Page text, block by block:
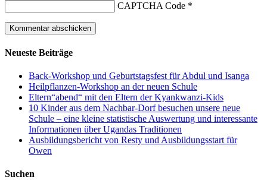
CAPTCHA Code *
Neueste Beiträge
Back-Workshop und Geburtstagsfest für Abdul und Isanga
Heilpflanzen-Workshop an der neuen Schule
Eltern“abend“ mit den Eltern der Kyankwanzi-Kids
10 Kinder aus dem Nachbar-Dorf besuchen unsere neue
Schule – eine kleine statistische Auswertung und interessante
Informationen über Ugandas Traditionen
Ausbildungsbericht von Resty und Ausbildungsstart für
Owen
Suchen